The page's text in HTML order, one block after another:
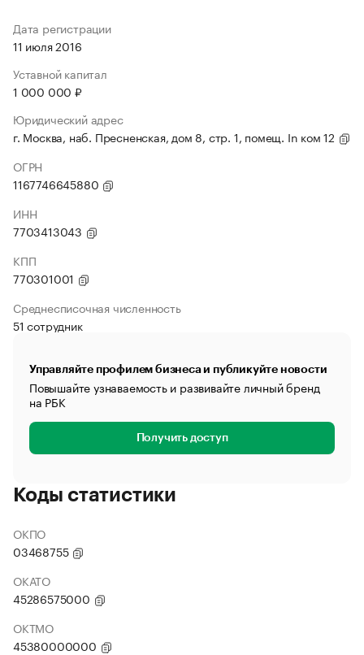
Дата регистрации
11 июля 2016
Уставной капитал
1 000 000 ₽
Юридический адрес
г. Москва, наб. Пресненская, дом 8, стр. 1, помещ. In ком 12
ОГРН
1167746645880
ИНН
7703413043
КПП
770301001
Среднесписочная численность
51 сотрудник
Управляйте профилем бизнеса и публикуйте новости
Повышайте узнаваемость и развивайте личный бренд
на РБК
Получить доступ
Коды статистики
ОКПО
03468755
ОКАТО
45286575000
ОКТМО
45380000000